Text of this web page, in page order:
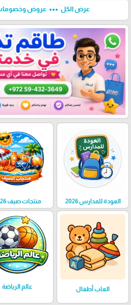
عرض الكل more_horiz عروض وخصومات
العودة للمدارس 2026 منتجات صيف 2026
العاب أطفال عالم الرياضة